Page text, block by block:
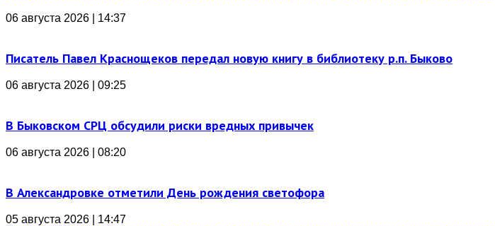
06 августа 2026 | 14:37
Писатель Павел Краснощеков передал новую книгу в библиотеку р.п. Быково
06 августа 2026 | 09:25
В Быковском СРЦ обсудили риски вредных привычек
06 августа 2026 | 08:20
В Александровке отметили День рождения светофора
05 августа 2026 | 14:47